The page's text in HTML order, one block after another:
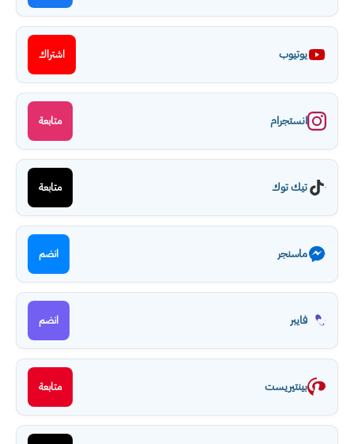
يوتيوب اشتراك
انستجرام متابعة
تيك توك متابعة
ماسنجر انضم
فايبر انضم
بينتيريست متابعة